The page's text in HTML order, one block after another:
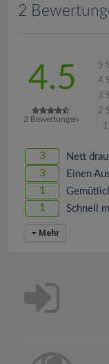
2
4.5
2 Bewertungen
5
4
3
2
1
3 Nett
3 Einen
1
1 Schnell
Mehr